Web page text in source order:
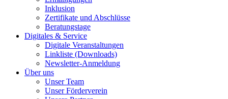
Inklusion
Zertifikate und Abschlüsse
Beratungstage
Digitales & Service
Digitale Veranstaltungen
Linkliste (Downloads)
Newsletter-Anmeldung
Über uns
Unser Team
Unser Förderverein